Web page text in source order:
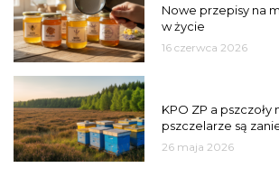
Nowe przepisy na
w życie
16 czerwca 2026
KPO ZP a
pszczelarze są
26 maja 2026